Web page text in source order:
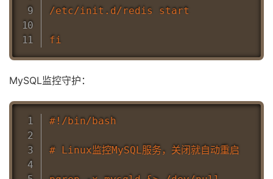
/etc/init.d/redis start
MySQL监控守护：
#!/bin/bash
# Linux监控MySQL服务，关闭就自动重启